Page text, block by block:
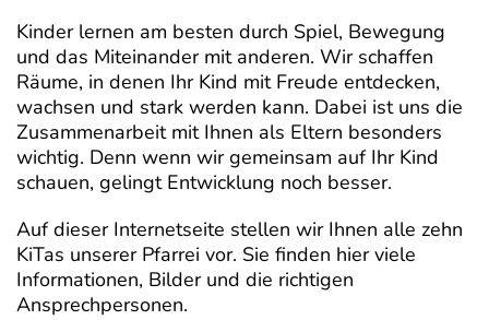
Kinder lernen am besten durch Spiel, Bewegung
und das Miteinander mit anderen. Wir schaffen
Räume, in denen Ihr Kind mit Freude entdecken,
wachsen und stark werden kann. Dabei ist uns die
Zusammenarbeit mit Ihnen als Eltern besonders
wichtig. Denn wenn wir gemeinsam auf Ihr Kind
schauen, gelingt Entwicklung noch besser.
Auf dieser Internetseite stellen wir Ihnen alle zehn
KiTas unserer Pfarrei vor. Sie finden hier viele
Informationen, Bilder und die richtigen
Ansprechpersonen.